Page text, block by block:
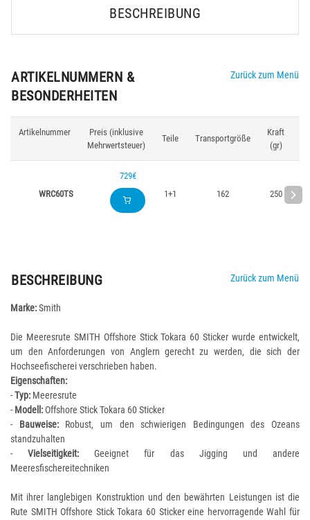
BESCHREIBUNG
ARTIKELNUMMERN &
BESONDERHEITEN
Zurück zum Menü
Artikelnummer
Preis (inklusive
Mehrwertsteuer)
Teile Transportgröße
Kraft
(gr)
WRC60TS
729€
1+1
162 250
BESCHREIBUNG Zurück zum Menü
Marke:Smith
Die Meeresrute SMITH Offshore Stick Tokara 60 Sticker wurde entwickelt,
um den Anforderungen von Anglern gerecht zu werden, die sich der
Hochseefischerei verschrieben haben.
Eigenschaften:
-Typ: Meeresrute
-Modell:Offshore Stick Tokara 60 Sticker
- Bauweise:Robust, um den schwierigen Bedingungen des Ozeans
standzuhalten
-Vielseitigkeit: Geeignet für das Jigging und andere
Meeresfischereitechniken
Mit ihrer langlebigen Konstruktion und den bewährten Leistungen ist die
Rute SMITH Offshore Stick Tokara 60 Sticker eine hervorragende Wahl für